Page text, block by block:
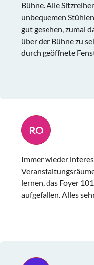
Bühne. Alle
unbequemen
gut gesehen, zumal
über der Bühne zu
durch geöffnete
RO
Immer wieder
lernen, das Foyer
aufgefallen. Alles